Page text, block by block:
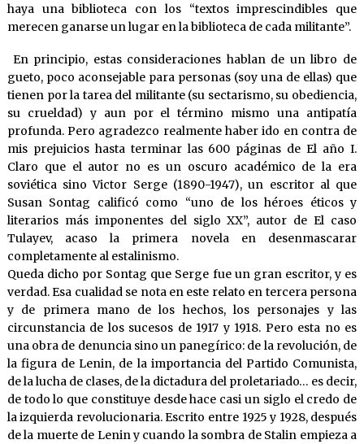
haya una biblioteca con los “textos imprescindibles que
merecen ganarse un lugar en la biblioteca de cada militante”.
En principio, estas consideraciones hablan de un libro de
gueto, poco aconsejable para personas (soy una de ellas) que
tienen por la tarea del militante (su sectarismo, su obediencia,
su crueldad) y aun por el término mismo una antipatía
profunda. Pero agradezco realmente haber ido en contra de
mis prejuicios hasta terminar las 600 páginas de El año I.
Claro que el autor no es un oscuro académico de la era
soviética sino Victor Serge (1890-1947), un escritor al que
Susan Sontag calificó como “uno de los héroes éticos y
literarios más imponentes del siglo XX”, autor de El caso
Tulayev, acaso la primera novela en desenmascarar
completamente al estalinismo.
Queda dicho por Sontag que Serge fue un gran escritor, y es
verdad. Esa cualidad se nota en este relato en tercera persona
y de primera mano de los hechos, los personajes y las
circunstancia de los sucesos de 1917 y 1918. Pero esta no es
una obra de denuncia sino un panegírico: de la revolución, de
la figura de Lenin, de la importancia del Partido Comunista,
de la lucha de clases, de la dictadura del proletariado… es decir,
de todo lo que constituye desde hace casi un siglo el credo de
la izquierda revolucionaria. Escrito entre 1925 y 1928, después
de la muerte de Lenin y cuando la sombra de Stalin empieza a